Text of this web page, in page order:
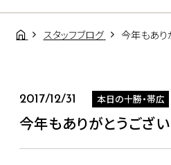
スタッフブログ 今年もあり
2017/12/31 本日の十勝・帯広
今年もありがとうござ